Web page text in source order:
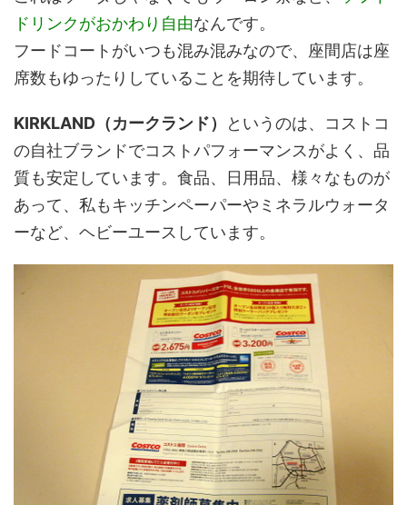
ドリンクがおかわり自由なんです。
フードコートがいつも混み混みなので、座間店は座
席数もゆったりしていることを期待しています。
KIRKLAND（カークランド）
というのは、コストコ
の自社ブランドでコストパフォーマンスがよく、品
質も安定しています。食品、日用品、様々なものが
あって、私もキッチンペーパーやミネラルウォータ
ーなど、ヘビーユースしています。